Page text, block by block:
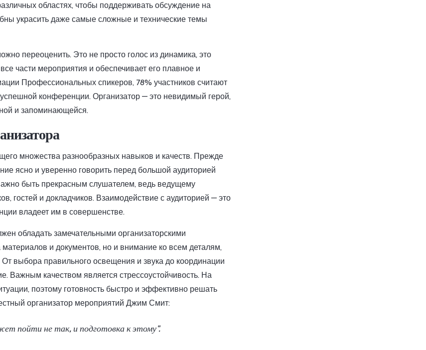
областях, чтобы поддерживать обсуждение на
украсить даже самые сложные и технические темы
переоценить. Это не просто голос из динамика, это
части мероприятия и обеспечивает его плавное и
Профессиональных спикеров, 78% участников считают
конференции. Организатор — это невидимый герой,
и запоминающейся.
множества разнообразных навыков и качеств. Прежде
ясно и уверенно говорить перед большой аудиторией
быть прекрасным слушателем, ведь ведущему
гостей и докладчиков. Взаимодействие с аудиторией — это
владеет им в совершенстве.
обладать замечательными организаторскими
и документов, но и внимание ко всем деталям,
выбора правильного освещения и звука до координации
Важным качеством является стрессоустойчивость. На
поэтому готовность быстро и эффективно решать
организатор мероприятий Джим Смит:
пойти не так, и подготовка к этому".